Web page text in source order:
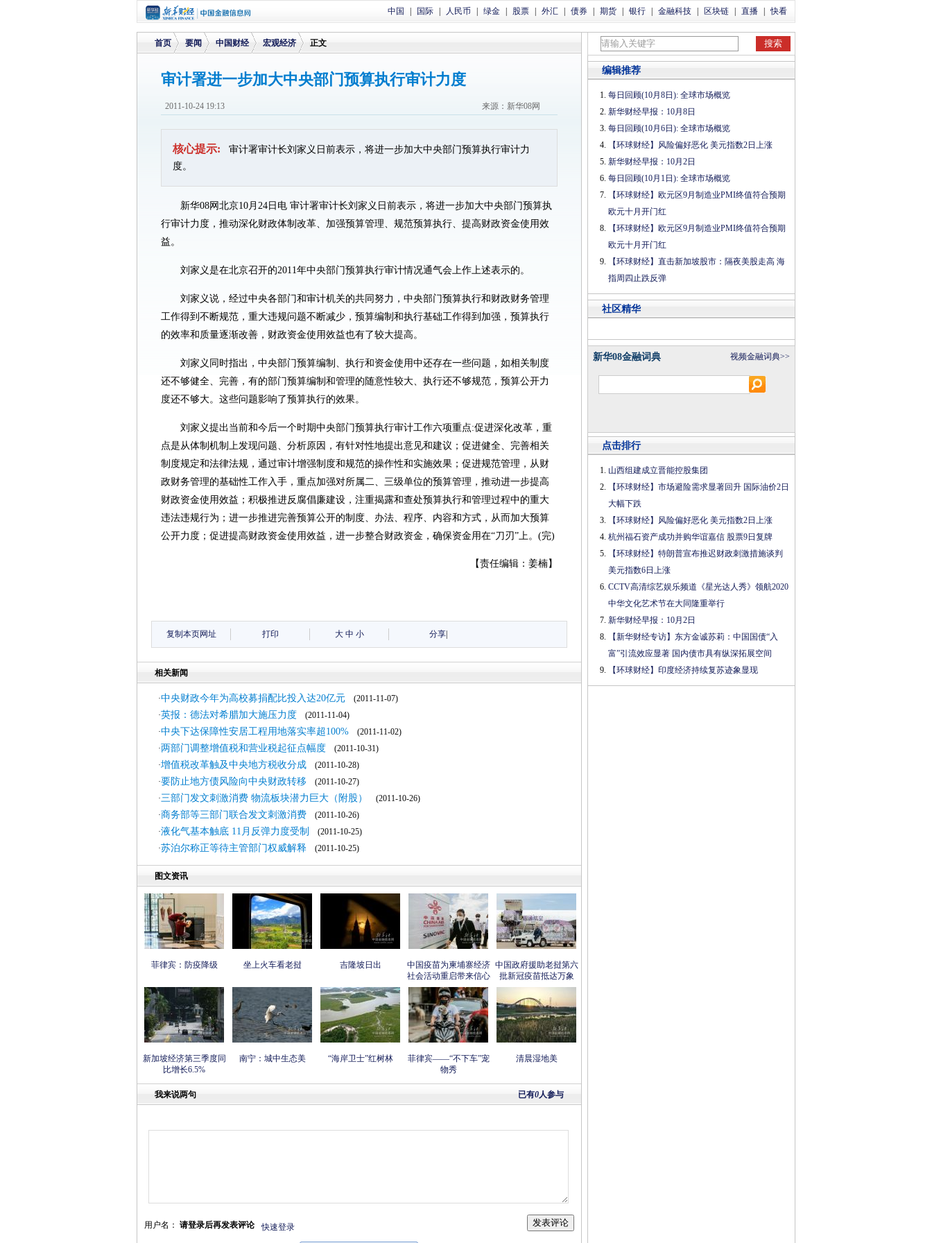
中国 国际 人民币 绿金 股票 外汇 债券 期货 银行 金融科技 区块链 直播 快看
首页
>
要闻
>
中国财经 宏观经济 正文
审计署进一步加大中央部门预算执行审计力度
来源：新华08网
2011-10-24 19:13
核心提示:
审计署审计长刘家义日前表示，将进一步加大中央部门预算执行审计力
度。
新华08网北京10月24日电 审计署审计长刘家义日前表示，将进一步加大中央部门预算执
行审计力度，推动深化财政体制改革、加强预算管理、规范预算执行、提高财政资金使用效
益。
刘家义是在北京召开的2011年中央部门预算执行审计情况通气会上作上述表示的。
刘家义说，经过中央各部门和审计机关的共同努力，中央部门预算执行和财政财务管理
工作得到不断规范，重大违规问题不断减少，预算编制和执行基础工作得到加强，预算执行
的效率和质量逐渐改善，财政资金使用效益也有了较大提高。
刘家义同时指出，中央部门预算编制、执行和资金使用中还存在一些问题，如相关制度
还不够健全、完善，有的部门预算编制和管理的随意性较大、执行还不够规范，预算公开力
度还不够大。这些问题影响了预算执行的效果。
刘家义提出当前和今后一个时期中央部门预算执行审计工作六项重点:促进深化改革，重
点是从体制机制上发现问题、分析原因，有针对性地提出意见和建议；促进健全、完善相关
制度规定和法律法规，通过审计增强制度和规范的操作性和实施效果；促进规范管理，从财
政财务管理的基础性工作入手，重点加强对所属二、三级单位的预算管理，推动进一步提高
财政资金使用效益；积极推进反腐倡廉建设，注重揭露和查处预算执行和管理过程中的重大
违法违规行为；进一步推进完善预算公开的制度、办法、程序、内容和方式，从而加大预算
公开力度；促进提高财政资金使用效益，进一步整合财政资金，确保资金用在“刀刃”上。(完)
【责任编辑：姜楠】
复制本页网址 打印 大 中 小 分享
相关新闻
·中央财政今年为高校募捐配比投入达20亿元 (2011-11-07)
·英报：德法对希腊加大施压力度 (2011-11-04)
·中央下达保障性安居工程用地落实率超100% (2011-11-02)
·两部门调整增值税和营业税起征点幅度 (2011-10-31)
·增值税改革触及中央地方税收分成 (2011-10-28)
·要防止地方债风险向中央财政转移 (2011-10-27)
·三部门发文刺激消费 物流板块潜力巨大（附股）
(2011-10-26)
·商务部等三部门联合发文刺激消费 (2011-10-26)
·液化气基本触底 11月反弹力度受制
(2011-10-25)
·苏泊尔称正等待主管部门权威解释 (2011-10-25)
图文资讯
菲律宾：防疫降级 坐上火车看老挝 吉隆坡日出
中国疫苗为柬埔寨经济
社会活动重启带来信心
中国政府援助老挝第六
批新冠疫苗抵达万象
新加坡经济第三季度同
比增长6.5%
南宁：城中生态美 “海岸卫士”红树林
菲律宾——“不下车”宠
物秀
清晨湿地美
已有0人参与
我来说两句
用户名： 请登录后再发表评论 快速登录
编辑推荐
每日回顾(10月8日): 全球市场概览
新华财经早报：10月8日
每日回顾(10月6日): 全球市场概览
【环球财经】风险偏好恶化 美元指数2日上涨
新华财经早报：10月2日
每日回顾(10月1日): 全球市场概览
【环球财经】欧元区9月制造业PMI终值符合预期
欧元十月开门红
【环球财经】欧元区9月制造业PMI终值符合预期
欧元十月开门红
【环球财经】直击新加坡股市：隔夜美股走高 海
指周四止跌反弹
社区精华
新华08金融词典 视频金融词典>>
点击排行
山西组建成立晋能控股集团
【环球财经】市场避险需求显著回升 国际油价2日
大幅下跌
【环球财经】风险偏好恶化 美元指数2日上涨
杭州福石资产成功并购华谊嘉信 股票9日复牌
【环球财经】特朗普宣布推迟财政刺激措施谈判
美元指数6日上涨
CCTV高清综艺娱乐频道《星光达人秀》领航2020
中华文化艺术节在大同隆重举行
新华财经早报：10月2日
【新华财经专访】东方金诚苏莉：中国国债“入
富”引流效应显著 国内债市具有纵深拓展空间
【环球财经】印度经济持续复苏迹象显现